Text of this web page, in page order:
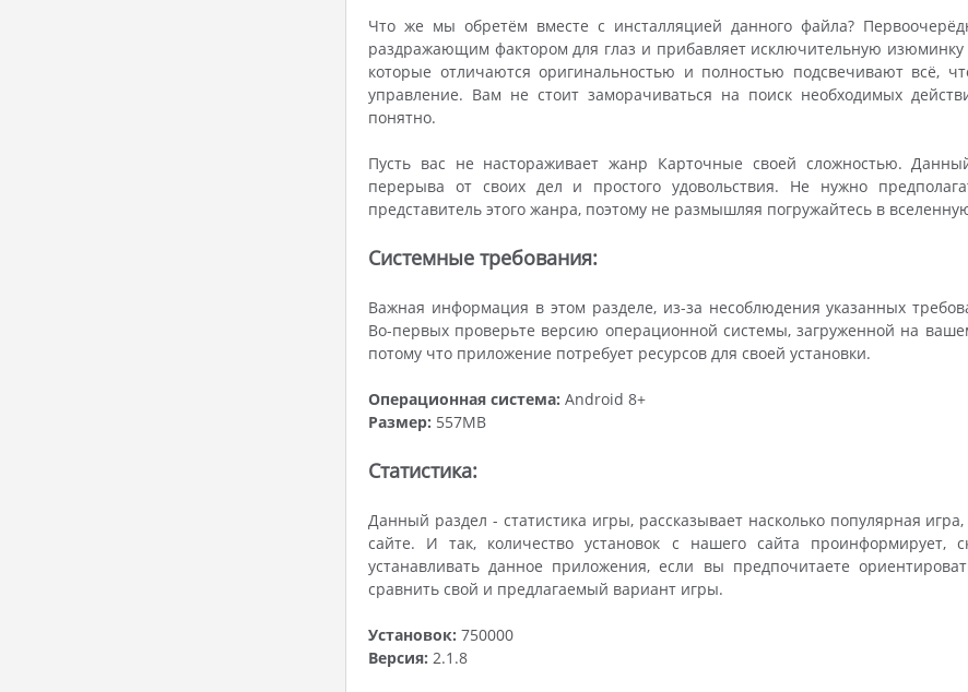
Что же мы обретём вместе с инсталляцией данного файла?
раздражающим фактором для глаз и прибавляет исключительную
которые отличаются оригинальностью и полностью подсвечивают всё,
управление. Вам не стоит заморачиваться на поиск необходимых
понятно.
Пусть вас не настораживает жанр Карточные своей сложностью.
перерыва от своих дел и простого удовольствия. Не нужно
представитель этого жанра, поэтому не размышляя погружайтесь в
Системные требования:
Важная информация в этом разделе, из-за несоблюдения указанных
Во-первых проверьте версию операционной системы, загруженной на
потому что приложение потребует ресурсов для своей установки.
Операционная система: Android 8+
Размер: 557MB
Статистика:
Данный раздел - статистика игры, рассказывает насколько популярная
сайте. И так, количество установок с нашего сайта
устанавливать данное приложения, если вы предпочитаете
сравнить свой и предлагаемый вариант игры.
Установок: 750000
Версия: 2.1.8